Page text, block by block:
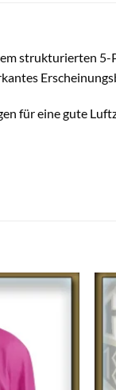
strukturierten 5-
für eine gute